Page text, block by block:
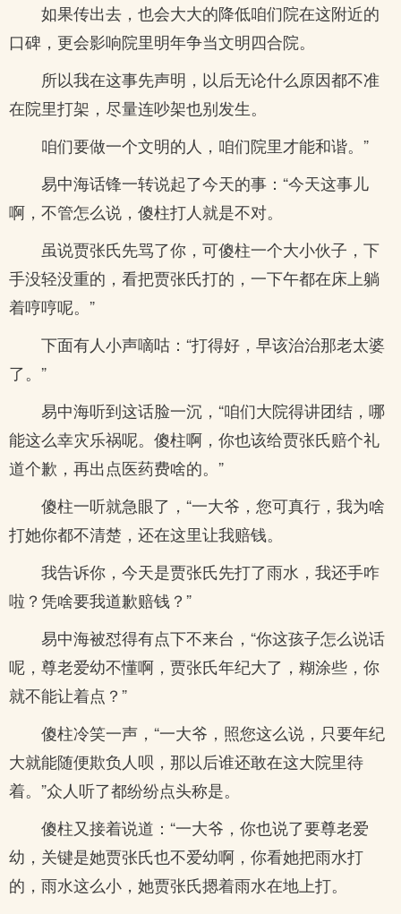
如果传出去，也会大大的降低咱们院在这附近的
口碑，更会影响院里明年争当文明四合院。
所以我在这事先声明，以后无论什么原因都不准
在院里打架，尽量连吵架也别发生。
咱们要做一个文明的人，咱们院里才能和谐。”
易中海话锋一转说起了今天的事：“今天这事儿
啊，不管怎么说，傻柱打人就是不对。
虽说贾张氏先骂了你，可傻柱一个大小伙子，下
手没轻没重的，看把贾张氏打的，一下午都在床上躺
着哼哼呢。”
下面有人小声嘀咕：“打得好，早该治治那老太婆
了。”
易中海听到这话脸一沉，“咱们大院得讲团结，哪
能这么幸灾乐祸呢。傻柱啊，你也该给贾张氏赔个礼
道个歉，再出点医药费啥的。”
傻柱一听就急眼了，“一大爷，您可真行，我为啥
打她你都不清楚，还在这里让我赔钱。
我告诉你，今天是贾张氏先打了雨水，我还手咋
啦？凭啥要我道歉赔钱？”
易中海被怼得有点下不来台，“你这孩子怎么说话
呢，尊老爱幼不懂啊，贾张氏年纪大了，糊涂些，你
就不能让着点？”
傻柱冷笑一声，“一大爷，照您这么说，只要年纪
大就能随便欺负人呗，那以后谁还敢在这大院里待
着。”众人听了都纷纷点头称是。
傻柱又接着说道：“一大爷，你也说了要尊老爱
幼，关键是她贾张氏也不爱幼啊，你看她把雨水打
的，雨水这么小，她贾张氏摁着雨水在地上打。